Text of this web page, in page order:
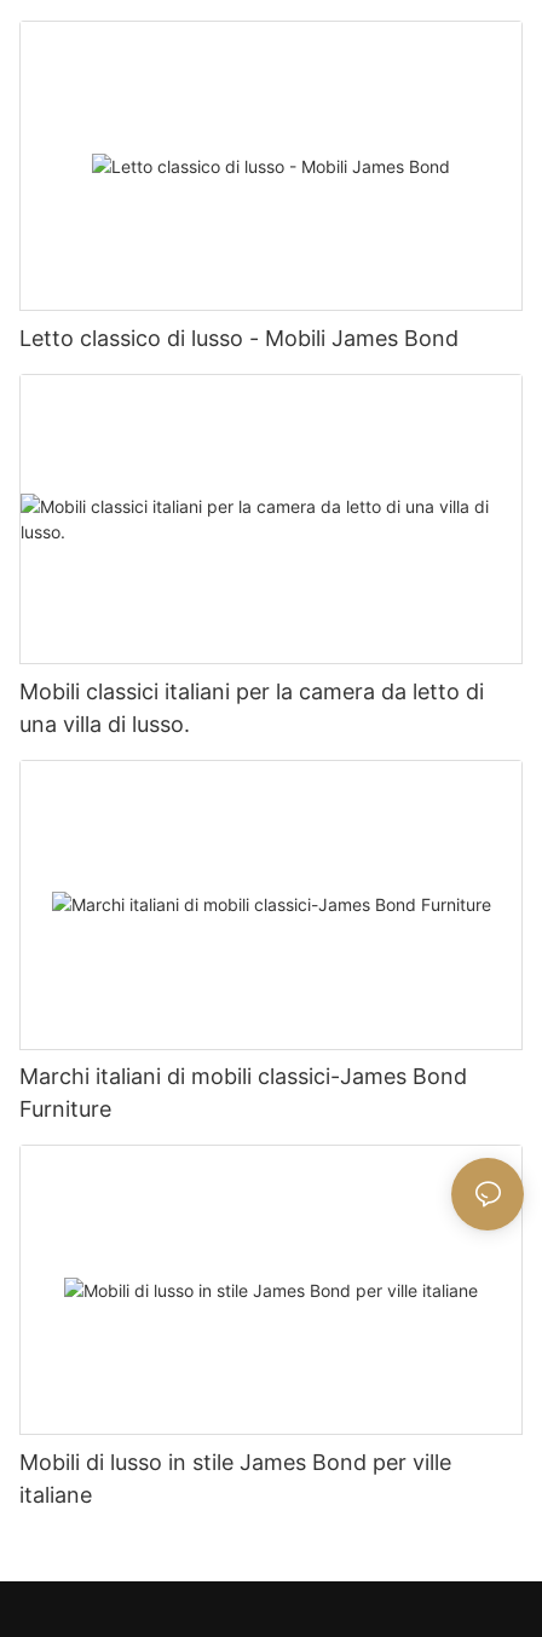
Letto classico di lusso - Mobili James Bond
Mobili classici italiani per la camera da letto di
una villa di lusso.
Marchi italiani di mobili classici-James Bond
Furniture
Mobili di lusso in stile James Bond per ville
italiane